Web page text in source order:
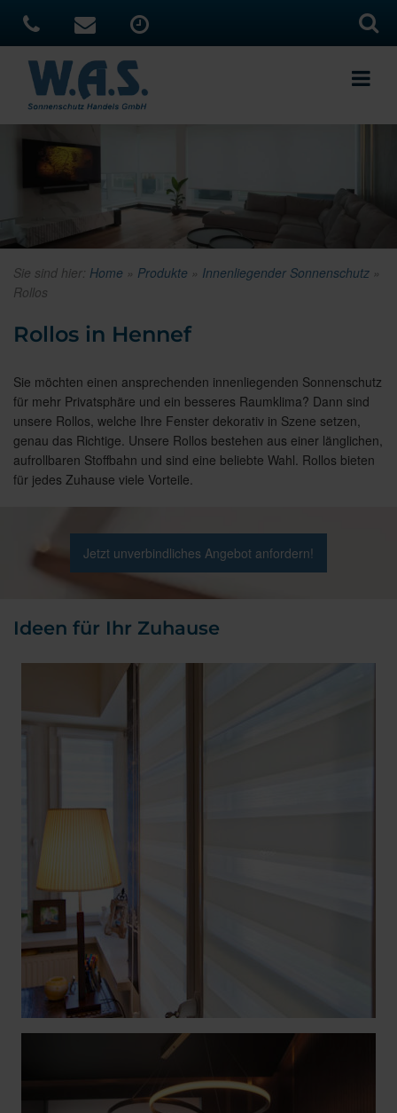
Sie sind hier: Home » Produkte » Innenliegender Sonnenschutz »
Rollos
Rollos in Hennef
Sie möchten einen ansprechenden innenliegenden Sonnenschutz
für mehr Privatsphäre und ein besseres Raumklima? Dann sind
unsere Rollos, welche Ihre Fenster dekorativ in Szene setzen,
genau das Richtige. Unsere Rollos bestehen aus einer länglichen,
aufrollbaren Stoffbahn und sind eine beliebte Wahl. Rollos bieten
für jedes Zuhause viele Vorteile.
Jetzt unverbindliches Angebot anfordern!
Ideen für Ihr Zuhause